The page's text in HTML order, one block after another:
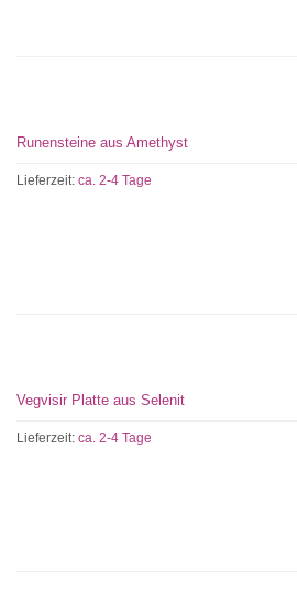
Runensteine aus Amethyst
Lieferzeit: ca. 2-4 Tage
Vegvisir Platte aus Selenit
Lieferzeit: ca. 2-4 Tage